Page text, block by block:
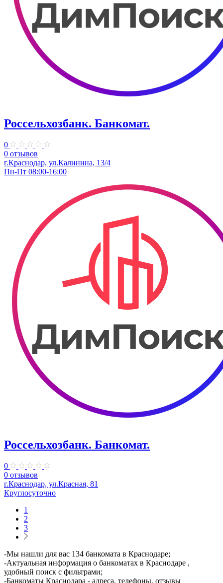
Россельхозбанк. Банкомат.
0
0 отзывов
г.Краснодар, ул.Калинина, 13/4
Пн-Пт 08:00-16:00
Россельхозбанк. Банкомат.
0
0 отзывов
г.Краснодар, ул.Красная, 81
Круглосуточно
1
2
3
-Мы нашли для вас 134 банкомата в Краснодаре;
-Актуальная информация о банкоматах в Краснодаре ,
удобный поиск с фильтрами;
-Банкоматы Краснодара - адреса, телефоны, отзывы